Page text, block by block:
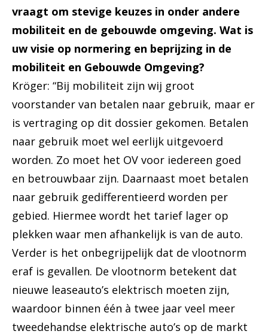
vraagt om stevige keuzes in onder andere
mobiliteit en de gebouwde omgeving. Wat is
uw visie op normering en beprijzing in de
mobiliteit en Gebouwde Omgeving?
Kröger: “Bij mobiliteit zijn wij groot
voorstander van betalen naar gebruik, maar er
is vertraging op dit dossier gekomen. Betalen
naar gebruik moet wel eerlijk uitgevoerd
worden. Zo moet het OV voor iedereen goed
en betrouwbaar zijn. Daarnaast moet betalen
naar gebruik gedifferentieerd worden per
gebied. Hiermee wordt het tarief lager op
plekken waar men afhankelijk is van de auto.
Verder is het onbegrijpelijk dat de vlootnorm
eraf is gevallen. De vlootnorm betekent dat
nieuwe leaseauto’s elektrisch moeten zijn,
waardoor binnen één à twee jaar veel meer
tweedehandse elektrische auto’s op de markt